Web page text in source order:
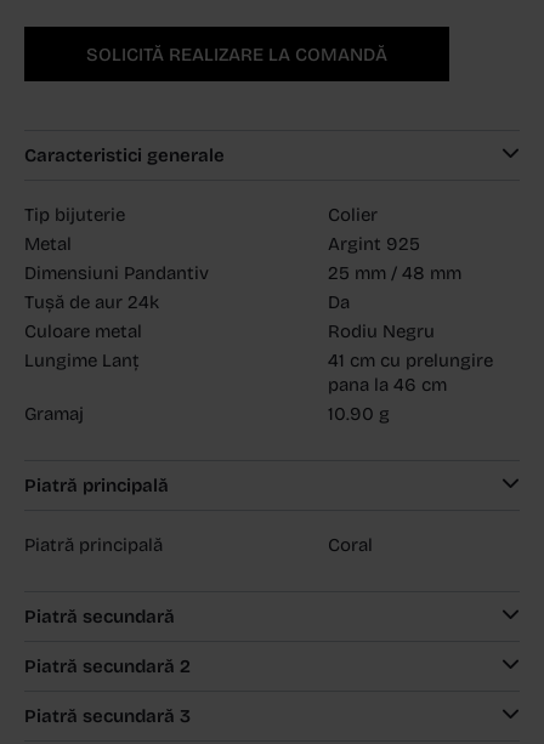
SOLICITĂ REALIZARE LA COMANDĂ
Caracteristici generale
Tip bijuterie
Colier
Metal
Argint 925
Dimensiuni Pandantiv
25 mm / 48 mm
Tușă de aur 24k
Da
Culoare metal
Rodiu Negru
Lungime Lanț
41 cm cu prelungire
pana la 46 cm
Gramaj
10.90 g
Piatră principală
Piatră principală Coral
Piatră secundară
Piatră secundară 2
Piatră secundară 3